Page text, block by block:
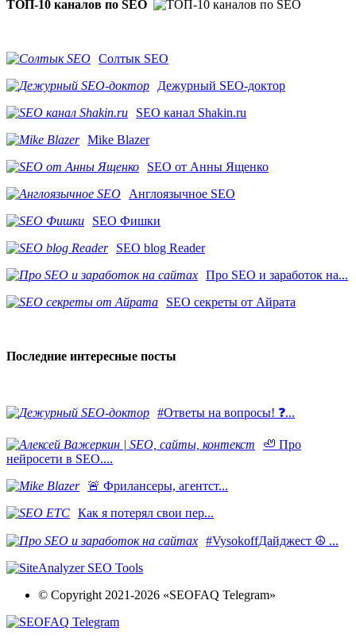
ТОП-10 каналов по SEO
Солтык SEO
Дежурный SEO-доктор
SEO канал Shakin.ru
Mike Blazer
SEO от Анны Ященко
Англоязычное SEO
SEO Фишки
SEO blog Reader
Про SEO и заработок на...
SEO секреты от Айрата
Последние интересные посты
#Ответы на вопросы! ❓...
🦥 Про
нейросети в SEO....
​🚨 Фрилансеры, агентст...
Как я потерял свои пер...
#VysokoffДайджест ☮️ ...
© Copyright 2021-2026 «SEOFAQ Telegram»